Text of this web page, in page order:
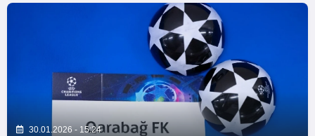
30.01.2026 - 15:24